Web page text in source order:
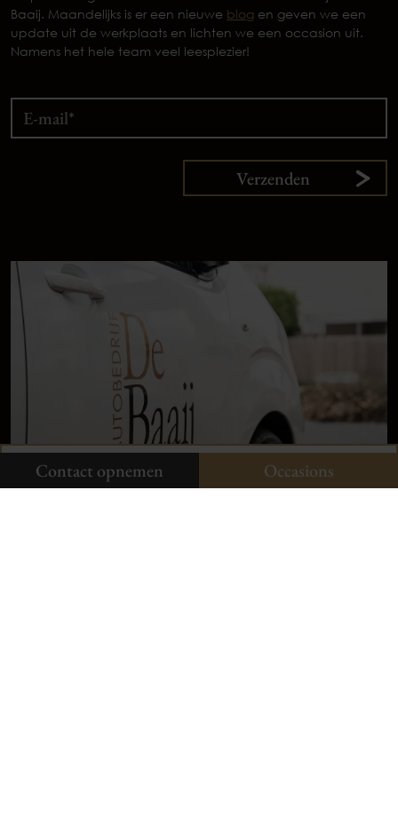
Contact opnemen
Baaij. Maandelijks is er een nieuwe blog en geven we een
update uit de werkplaats en lichten we een occasion uit.
Namens het hele team veel leesplezier!
Verzenden
Contact opnemen Occasions
9,1
vertellen
Plan uw onderhoud
Onze occasions